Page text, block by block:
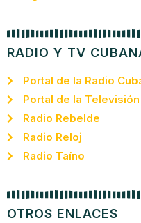
RADIO Y TV
Portal de la Radio
Portal de la Televisión
Radio Rebelde
Radio Reloj
Radio Taíno
OTROS ENLACES